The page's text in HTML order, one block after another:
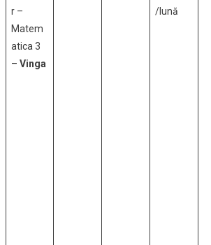
r –
Matem
atica 3
– Vinga
/lună